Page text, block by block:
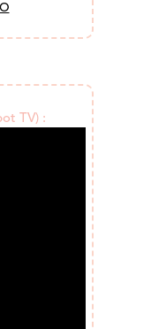
TV) :